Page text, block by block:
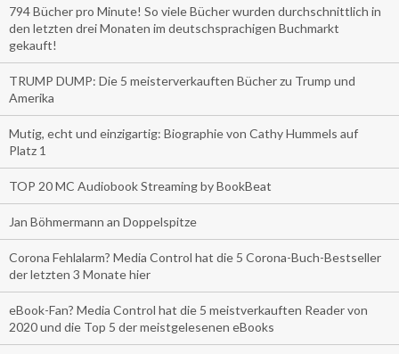
794 Bücher pro Minute! So viele Bücher wurden durchschnittlich in
den letzten drei Monaten im deutschsprachigen Buchmarkt
gekauft!
TRUMP DUMP: Die 5 meisterverkauften Bücher zu Trump und
Amerika
Mutig, echt und einzigartig: Biographie von Cathy Hummels auf
Platz 1
TOP 20 MC Audiobook Streaming by BookBeat
Jan Böhmermann an Doppelspitze
Corona Fehlalarm? Media Control hat die 5 Corona-Buch-Bestseller
der letzten 3 Monate hier
eBook-Fan? Media Control hat die 5 meistverkauften Reader von
2020 und die Top 5 der meistgelesenen eBooks